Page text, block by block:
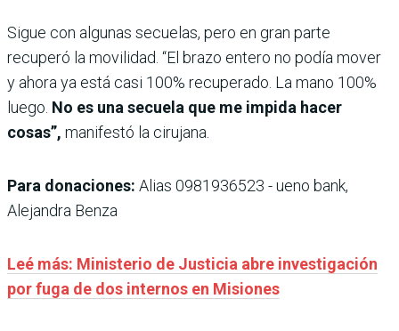
Sigue con algunas secuelas, pero en gran parte
recuperó la movilidad. “El brazo entero no podía mover
y ahora ya está casi 100% recuperado. La mano 100%
luego. No es una secuela que me impida hacer
cosas”, manifestó la cirujana.
Para donaciones: Alias 0981936523 - ueno bank,
Alejandra Benza
Leé más: Ministerio de Justicia abre investigación
por fuga de dos internos en Misiones